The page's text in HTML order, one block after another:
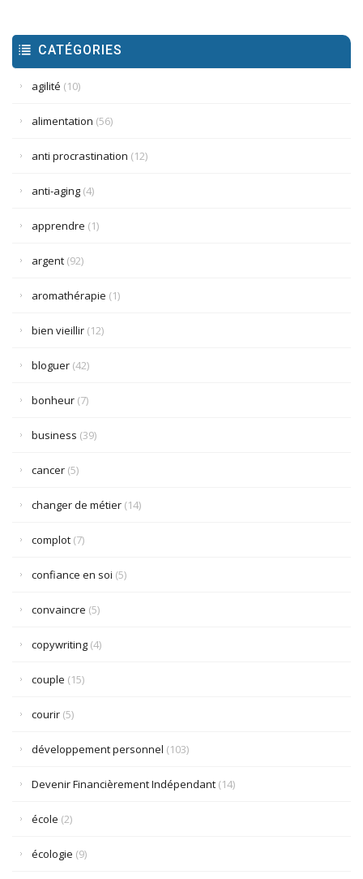
CATÉGORIES
agilité (10)
alimentation (56)
anti procrastination (12)
anti-aging (4)
apprendre (1)
argent (92)
aromathérapie (1)
bien vieillir (12)
bloguer (42)
bonheur (7)
business (39)
cancer (5)
changer de métier (14)
complot (7)
confiance en soi (5)
convaincre (5)
copywriting (4)
couple (15)
courir (5)
développement personnel (103)
Devenir Financièrement Indépendant (14)
école (2)
écologie (9)